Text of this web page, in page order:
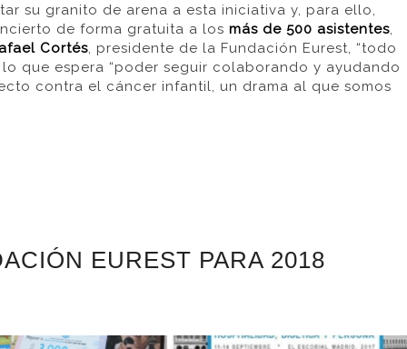
su granito de arena a esta iniciativa y, para ello,
de forma gratuita a los más de 500 asistentes
Cortés , presidente de la Fundación Eurest, “todo
que espera “poder seguir colaborando y ayudando
contra el cáncer infantil, un drama al que somos
EUREST PARA 2018